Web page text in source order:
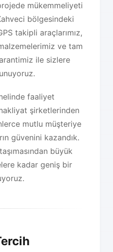
mükemmeliyeti
bölgesindeki
takipli araçlarımız,
ve tam
ile sizlere
faaliyet
şirketlerinden
mutlu müşteriye
güvenini kazandık.
büyük
kadar geniş bir